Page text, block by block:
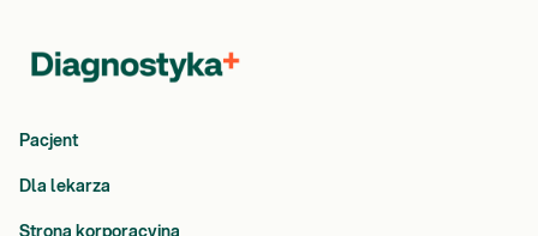
Pacjent
Dla lekarza
Strona korporacyjna